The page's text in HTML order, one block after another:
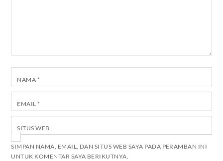
NAMA *
EMAIL *
SITUS WEB
SIMPAN NAMA, EMAIL, DAN SITUS WEB SAYA PADA PERAMBAN INI
UNTUK KOMENTAR SAYA BERIKUTNYA.